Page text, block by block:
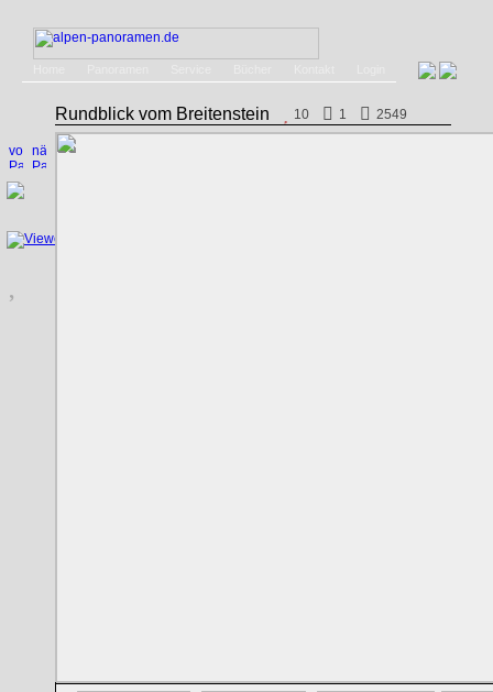
Rundblick vom Breitenstein 10 1 2549